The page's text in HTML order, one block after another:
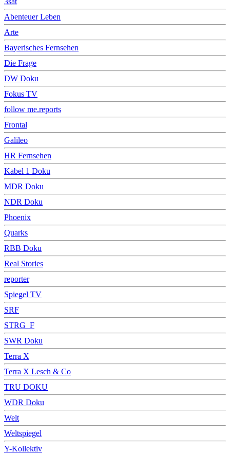
Abenteuer Leben
Arte
Bayerisches Fernsehen
Die Frage
DW Doku
Fokus TV
follow me.reports
Frontal
Galileo
HR Fernsehen
Kabel 1 Doku
MDR Doku
NDR Doku
Phoenix
Quarks
RBB Doku
Real Stories
reporter
Spiegel TV
SRF
STRG_F
SWR Doku
Terra X
Terra X Lesch & Co
TRU DOKU
WDR Doku
Welt
Weltspiegel
Y-Kollektiv